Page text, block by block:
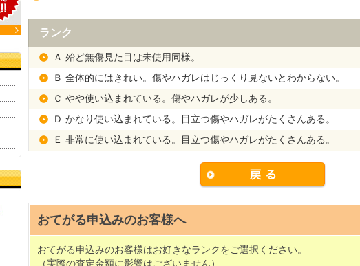
ランク
Ａ 殆ど無傷見た目は未使用同様。
Ｂ 全体的にはきれい。傷やハガレはじっくり見ないとわからない。
Ｃ やや使い込まれている。傷やハガレが少しある。
Ｄ かなり使い込まれている。目立つ傷やハガレがたくさんある。
Ｅ 非常に使い込まれている。目立つ傷やハガレがたくさんある。
おてがる申込みのお客様へ
おてがる申込みのお客様はお好きなランクをご選択ください。
（実際の査定金額に影響はございません）